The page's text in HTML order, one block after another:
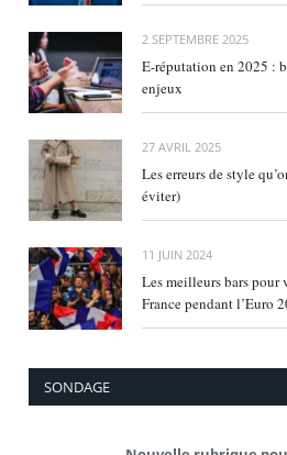
2 SEPTEMBRE 2025
E‑réputation en 2025 :
enjeux
27 AVRIL 2025
Les erreurs de style
éviter)
11 JUIN 2024
Les meilleurs bars pour
France pendant l’Euro
SONDAGE